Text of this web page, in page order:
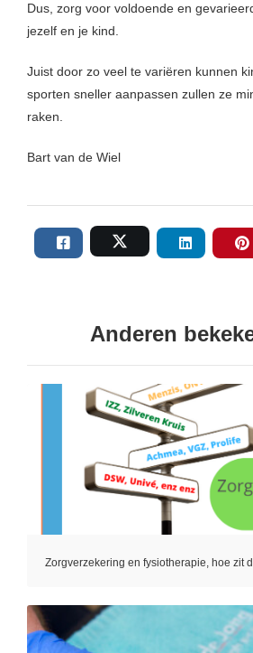
Dus, zorg voor voldoende en
jezelf en je kind.
Juist door zo veel te variëren kunnen
sporten sneller aanpassen zullen ze
raken.
Bart van de Wiel
Anderen
Zorgverzekering en fysiotherapie, hoe zit